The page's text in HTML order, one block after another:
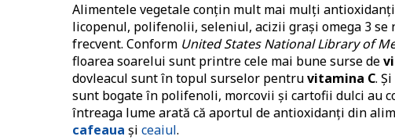
Alimentele vegetale conțin mult mai mulți
licopenul, polifenolii, seleniul, acizii grași omega 3
frecvent. Conform United States National Library of
floarea soarelui sunt printre cele mai bune surse de
dovleacul sunt în topul surselor pentruvitamina C.
sunt bogate în polifenoli, morcovii și cartofii dulci au
întreaga lume arată că aportul de antioxidanți din
cafeaua și ceaiul.